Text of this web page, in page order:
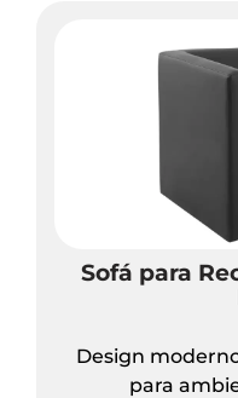
Sofá para
Design
para